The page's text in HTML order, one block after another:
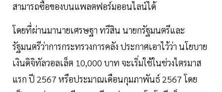
สามารถซื้อของบนแพลตฟอร์มออนไลน์ได้
โดยที่ผ่านมานายเศรษฐา ทวีสิน นายกรัฐมนตรีและ
รัฐมนตรีว่าการกระทรวงการคลัง ประกาศเอาไว้ว่า นโยบาย
เงินดิจิทัลวอลเล็ต 10,000 บาท จะเริ่มใช้ในช่วงไตรมาส
แรก ปี 2567 หรือประมาณเดือนกุมภาพันธ์ 2567 โดย